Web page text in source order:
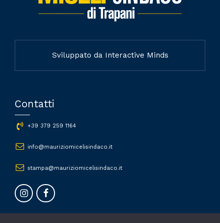
Sviluppato da Interactive Minds
Contatti
+39 379 259 1164
info@mauriziomicelisindaco.it
stampa@mauriziomicelisindaco.it